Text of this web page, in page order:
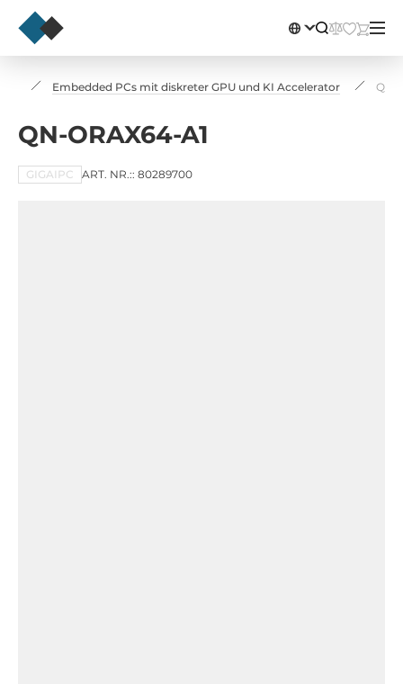
Embedded PCs mit diskreter GPU und KI Accelerator QN-
QN-ORAX64-A1
GIGAIPC ART. NR.:: 80289700